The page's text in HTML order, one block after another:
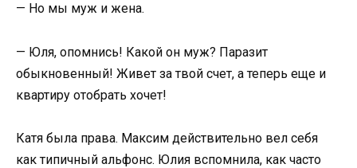
— Но мы муж и жена.
— Юля, опомнись! Какой он муж? Паразит
обыкновенный! Живет за твой счет, а теперь еще и
квартиру отобрать хочет!
Катя была права. Максим действительно вел себя
как типичный альфонс. Юлия вспомнила, как часто